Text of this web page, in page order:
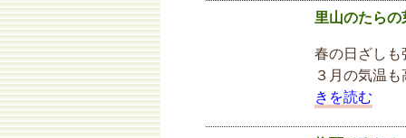
里山のたらの
春の日ざしも
３月の気温
きを読む